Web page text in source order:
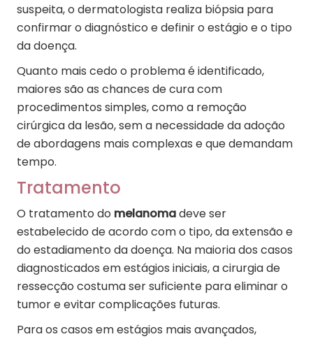
suspeita, o dermatologista realiza biópsia para
confirmar o diagnóstico e definir o estágio e o tipo
da doença.
Quanto mais cedo o problema é identificado,
maiores são as chances de cura com
procedimentos simples, como a remoção
cirúrgica da lesão, sem a necessidade da adoção
de abordagens mais complexas e que demandam
tempo.
Tratamento
O tratamento do melanomadeve ser
estabelecido de acordo com o tipo, da extensão e
do estadiamento da doença. Na maioria dos casos
diagnosticados em estágios iniciais, a cirurgia de
ressecção costuma ser suficiente para eliminar o
tumor e evitar complicações futuras.
Para os casos em estágios mais avançados,